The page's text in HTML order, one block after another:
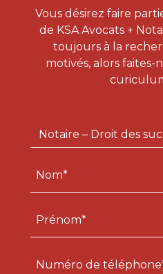
Vous désirez faire
de KSA Avocats +
toujours à la
motivés, alors